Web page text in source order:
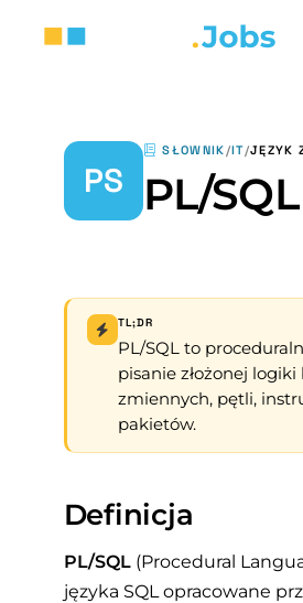
PS
SŁOWNIK/IT/JĘZYK
PL/SQL
TL;DR
PL/SQL to
pisanie złożonej
zmiennych, pętli,
pakietów.
Definicja
PL/SQL(Procedural
języka SQL opracowane